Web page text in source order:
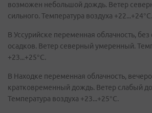
возможен небольшой дождь. Ветер
сильного. Температура воздуха +22...+24°С.
В Уссурийске переменная облачность,
осадков. Ветер северный умеренный.
+23...+25°C.
В Находке переменная облачность,
кратковременный дождь. Ветер слабый
Температура воздуха +23...+25°C.